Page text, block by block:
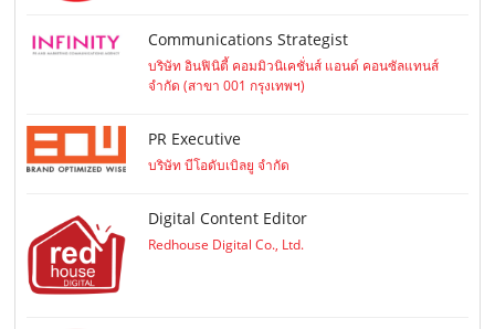
Communications Strategist
บริษัท อินฟินิตี้ คอมมิวนิเคชั่นส์ แอนด์ คอนซัลแทนส์
จำกัด (สาขา 001 กรุงเทพฯ)
PR Executive
บริษัท บีโอดับเบิลยู จำกัด
Digital Content Editor
Redhouse Digital Co., Ltd.